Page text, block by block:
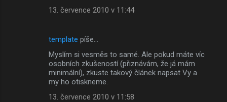
13. července 2010 v 11:44
template píše…
Myslím si vesměs to samé. Ale pokud máte víc
osobních zkušeností (přiznávám, že já mám
minimální), zkuste takový článek napsat Vy a
my ho otiskneme.
13. července 2010 v 11:58